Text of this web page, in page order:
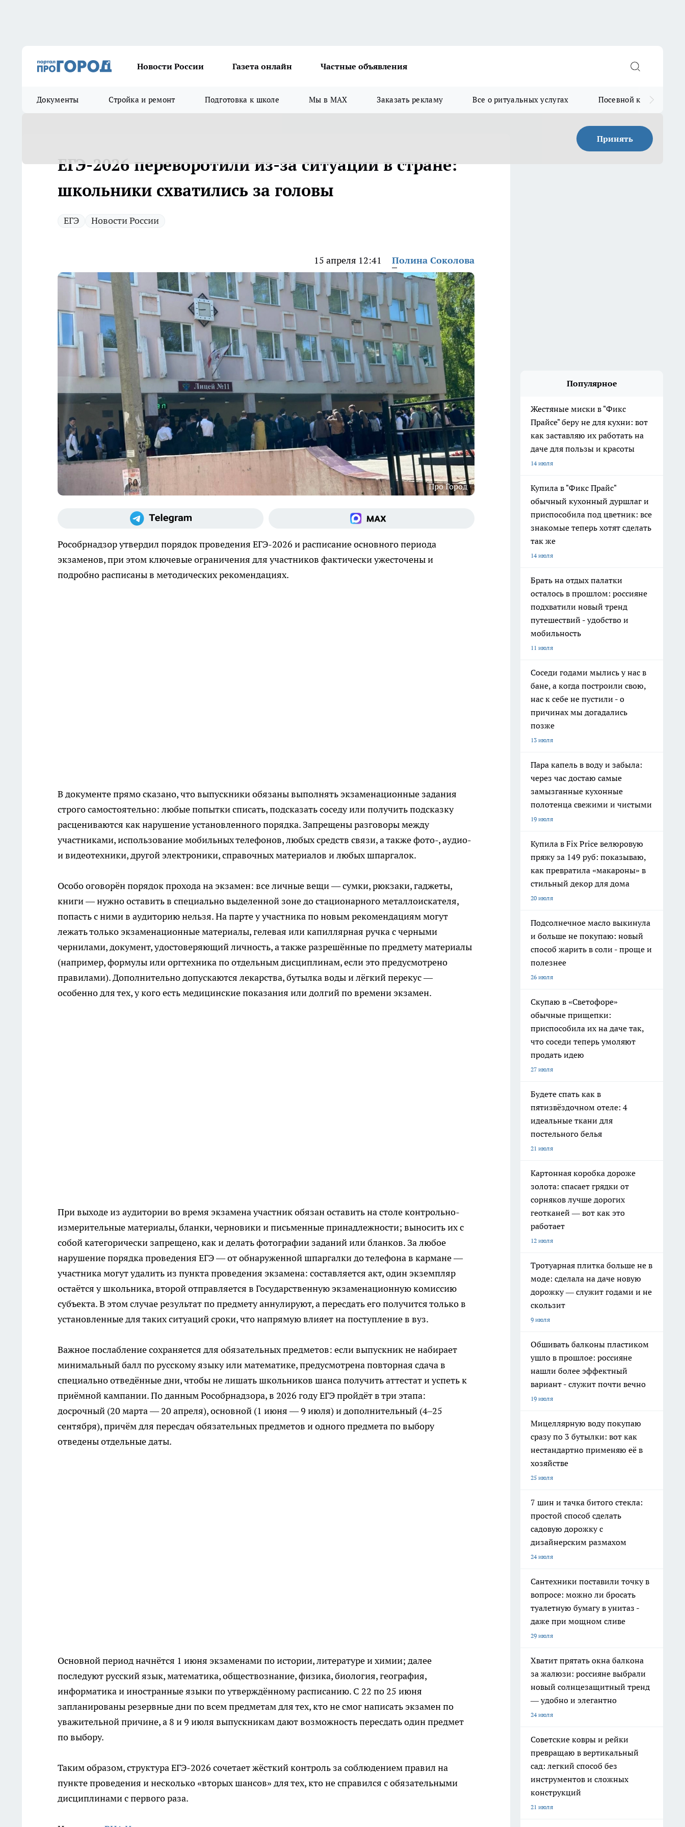
Новости России Газета онлайн Частные объявления
Документы Стройка и ремонт Подготовка к школе Мы в MAX Заказать рекламу Все о ритуальных услугах Посевной календарь
Принять
ЕГЭ-2026 переворотили из-за ситуации в стране:
школьники схватились за головы
ЕГЭ Новости России
15 апреля 12:41 Полина Соколова
Про Город
Рособрнадзор утвердил порядок проведения ЕГЭ-2026 и расписание основного периода
экзаменов, при этом ключевые ограничения для участников фактически ужесточены и
подробно расписаны в методических рекомендациях.
В документе прямо сказано, что выпускники обязаны выполнять экзаменационные задания
строго самостоятельно: любые попытки списать, подсказать соседу или получить подсказку
расцениваются как нарушение установленного порядка. Запрещены разговоры между
участниками, использование мобильных телефонов, любых средств связи, а также фото-, аудио-
и видеотехники, другой электроники, справочных материалов и любых шпаргалок.
Особо оговорён порядок прохода на экзамен: все личные вещи — сумки, рюкзаки, гаджеты,
книги — нужно оставить в специально выделенной зоне до стационарного металлоискателя,
попасть с ними в аудиторию нельзя. На парте у участника по новым рекомендациям могут
лежать только экзаменационные материалы, гелевая или капиллярная ручка с черными
чернилами, документ, удостоверяющий личность, а также разрешённые по предмету материалы
(например, формулы или оргтехника по отдельным дисциплинам, если это предусмотрено
правилами). Дополнительно допускаются лекарства, бутылка воды и лёгкий перекус —
особенно для тех, у кого есть медицинские показания или долгий по времени экзамен.
При выходе из аудитории во время экзамена участник обязан оставить на столе контрольно-
измерительные материалы, бланки, черновики и письменные принадлежности; выносить их с
собой категорически запрещено, как и делать фотографии заданий или бланков. За любое
нарушение порядка проведения ЕГЭ — от обнаруженной шпаргалки до телефона в кармане —
участника могут удалить из пункта проведения экзамена: составляется акт, один экземпляр
остаётся у школьника, второй отправляется в Государственную экзаменационную комиссию
субъекта. В этом случае результат по предмету аннулируют, а пересдать его получится только в
установленные для таких ситуаций сроки, что напрямую влияет на поступление в вуз.
Важное послабление сохраняется для обязательных предметов: если выпускник не набирает
минимальный балл по русскому языку или математике, предусмотрена повторная сдача в
специально отведённые дни, чтобы не лишать школьников шанса получить аттестат и успеть к
приёмной кампании. По данным Рособрнадзора, в 2026 году ЕГЭ пройдёт в три этапа:
досрочный (20 марта — 20 апреля), основной (1 июня — 9 июля) и дополнительный (4–25
сентября), причём для пересдач обязательных предметов и одного предмета по выбору
отведены отдельные даты.
Основной период начнётся 1 июня экзаменами по истории, литературе и химии; далее
последуют русский язык, математика, обществознание, физика, биология, география,
информатика и иностранные языки по утверждённому расписанию. С 22 по 25 июня
запланированы резервные дни по всем предметам для тех, кто не смог написать экзамен по
уважительной причине, а 8 и 9 июля выпускникам дают возможность пересдать один предмет
по выбору.
Таким образом, структура ЕГЭ-2026 сочетает жёсткий контроль за соблюдением правил на
пункте проведения и несколько «вторых шансов» для тех, кто не справился с обязательными
дисциплинами с первого раза.
Популярное
Жестяные миски в "Фикс
Прайсе" беру не для кухни: вот
как заставляю их работать на
даче для пользы и красоты
14 июля
Купила в "Фикс Прайс"
обычный кухонный дуршлаг и
приспособила под цветник: все
знакомые теперь хотят сделать
так же
14 июля
Брать на отдых палатки
осталось в прошлом: россияне
подхватили новый тренд
путешествий - удобство и
мобильность
11 июля
Соседи годами мылись у нас в
бане, а когда построили свою,
нас к себе не пустили - о
причинах мы догадались
позже
13 июля
Пара капель в воду и забыла:
через час достаю самые
замызганные кухонные
полотенца свежими и чистыми
19 июля
Купила в Fix Price велюровую
пряжу за 149 руб: показываю,
как превратила «макароны» в
стильный декор для дома
20 июля
Подсолнечное масло выкинула
и больше не покупаю: новый
способ жарить в соли - проще и
полезнее
26 июля
Скупаю в «Светофоре»
обычные прищепки:
приспособила их на даче так,
что соседи теперь умоляют
продать идею
27 июля
Будете спать как в
пятизвёздочном отеле: 4
идеальные ткани для
постельного белья
21 июля
Картонная коробка дороже
золота: спасает грядки от
сорняков лучше дорогих
геотканей — вот как это
работает
12 июля
Тротуарная плитка больше не в
моде: сделала на даче новую
дорожку — служит годами и не
скользит
9 июля
Обшивать балконы пластиком
ушло в прошлое: россияне
нашли более эффектный
вариант - служит почти вечно
19 июля
Мицеллярную воду покупаю
сразу по 3 бутылки: вот как
нестандартно применяю её в
хозяйстве
25 июля
7 шин и тачка битого стекла:
простой способ сделать
садовую дорожку с
дизайнерским размахом
24 июля
Сантехники поставили точку в
вопросе: можно ли бросать
туалетную бумагу в унитаз -
даже при мощном сливе
29 июля
Хватит прятать окна балкона
за жалюзи: россияне выбрали
новый солнцезащитный тренд
— удобно и элегантно
24 июля
Советские ковры и рейки
превращаю в вертикальный
сад: легкий способ без
инструментов и сложных
конструкций
21 июля